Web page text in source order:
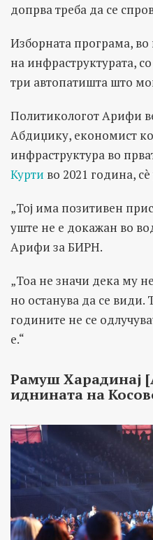
допрва треба да се
Изборната програма,
на инфраструктурата,
три автопатишта што
Политикологот Арифи
Абдиџику, економист
инфраструктура во
Курти во 2021 година,
„Тој има позитивен
уште не е докажан во
Арифи за БИРН.
„Тоа не значи дека му
но останува да се види.
годините не се
е.“
Рамуш Харадинај
иднината на